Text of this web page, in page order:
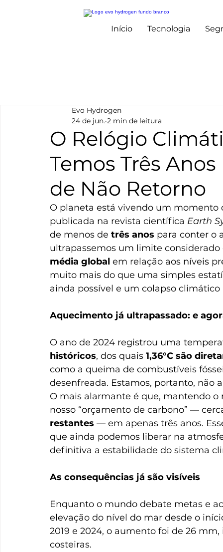
Início Tecnologia
O Relógio
Temos Três
de Não Retorno
Evo Hydrogen
24 de jun. 2 min de leitura
O planeta está vivendo um momento
publicada na revista científica Earth
de menos de três anos para conter o
ultrapassemos um limite
média global em relação aos níveis
muito mais do que uma simples
ainda possível e um colapso climático
Aquecimento já ultrapassado: e
O ano de 2024 registrou uma
históricos, dos quais 1,36°C são
como a queima de combustíveis
desenfreada. Estamos, portanto, não
O mais alarmante é que, mantendo
nosso “orçamento de carbono” —
restantes — em apenas três anos.
que ainda podemos liberar na
definitiva a estabilidade do sistema
As consequências já são visíveis
Enquanto o mundo debate metas e
elevação do nível do mar desde o
2019 e 2024, o aumento foi de 26
costeiras.